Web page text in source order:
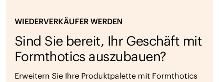
WIEDERVERKÄUFER WERDEN
Sind Sie bereit, Ihr Geschäft mit
Formthotics auszubauen?
Erweitern Sie Ihre Produktpalette mit Formthotics